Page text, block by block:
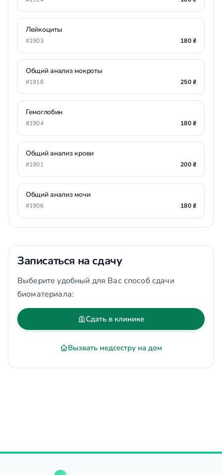
Лейкоциты
#1903 180 ₴
Общий анализ мокроты
#1918 250 ₴
Гемоглобин
#1904 180 ₴
Общий анализ крови
#1901 200 ₴
Общий анализ мочи
#1906 180 ₴
Записаться на сдачу
Выберите удобный для Вас способ сдачи
биоматериала:
Сдать в клинике
Вызвать медсестру на дом